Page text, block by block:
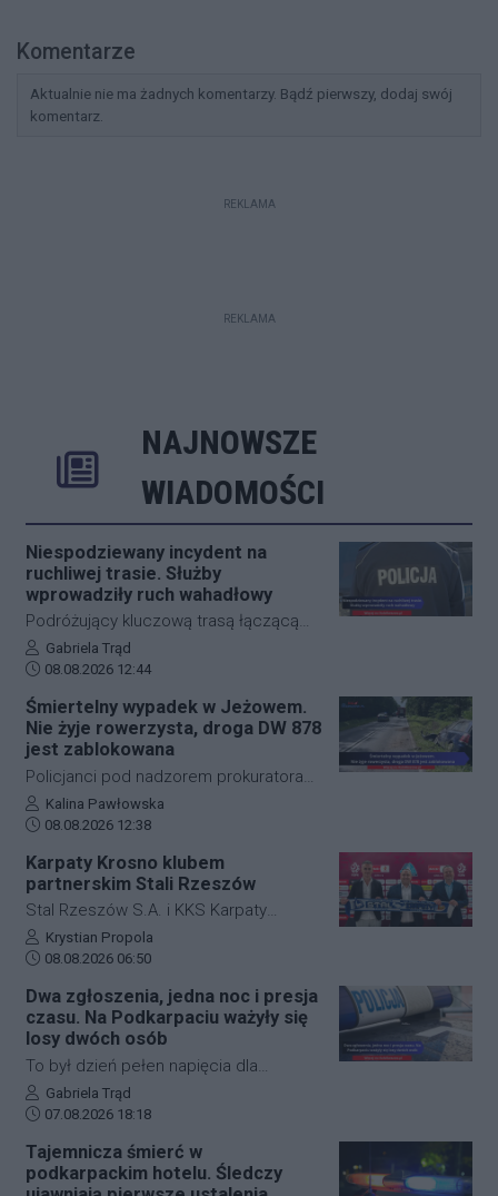
Komentarze
Aktualnie nie ma żadnych komentarzy. Bądź pierwszy, dodaj swój
komentarz.
REKLAMA
REKLAMA
NAJNOWSZE
WIADOMOŚCI
Niespodziewany incydent na
ruchliwej trasie. Służby
wprowadziły ruch wahadłowy
Podróżujący kluczową trasą łączącą
Jasło z Gorlicami muszą uzbroić się w
cierpliwość. Niespodziewane
zdarzenie drogowe w miejscowości
Przysieki doprowadziło do utrudnień na
drodze krajowej nr 28. Na miejscu
natychmiast pojawiła się policja, która
wprowadziła zmianę w organizacji
ruchu, by zabezpieczyć teren i uniknąć
Autor artykułu:
Gabriela Trąd
Data dodania artykułu:
08.08.2026 12:44
Śmiertelny wypadek w Jeżowem.
Nie żyje rowerzysta, droga DW 878
jest zablokowana
Policjanci pod nadzorem prokuratora
ustalają szczegółowe okoliczności
tragicznego wypadku, do którego
Jeżowe w powiecie niżańskim. W
wyniku zderzenia samochodu
osobowego z rowerzystą, śmierć na
miejscu poniósł kierujący jednośladem.
Droga wojewódzka nr 878 jest
całkowicie zablokowana.
Autor artykułu:
Kalina Pawłowska
Data dodania artykułu:
08.08.2026 12:38
Karpaty Krosno klubem
partnerskim Stali Rzeszów
Stal Rzeszów S.A. i KKS Karpaty
Krosno rozpoczęły oficjalną
współpracę. Kluby podpisały
długoterminową umowę partnerską,
która ma obejmować m.in. wymianę
doświadczeń, rozwój szkolenia
młodzieży oraz obserwację i
pozyskiwanie utalentowanych
zawodników z regionu.
Autor artykułu:
Krystian Propola
Data dodania artykułu:
08.08.2026 06:50
Dwa zgłoszenia, jedna noc i presja
czasu. Na Podkarpaciu ważyły się
losy dwóch osób
To był dzień pełen napięcia dla
funkcjonariuszy z powiatu niżańskiego.
W ciągu zaledwie kilkunastu godzin
służby ratunkowe musiały
przeprowadzić dwie niezależne,
intensywne akcje poszukiwawcze. W
Autor artykułu:
Gabriela Trąd
Data dodania artykułu:
07.08.2026 18:18
Tajemnicza śmierć w
podkarpackim hotelu. Śledczy